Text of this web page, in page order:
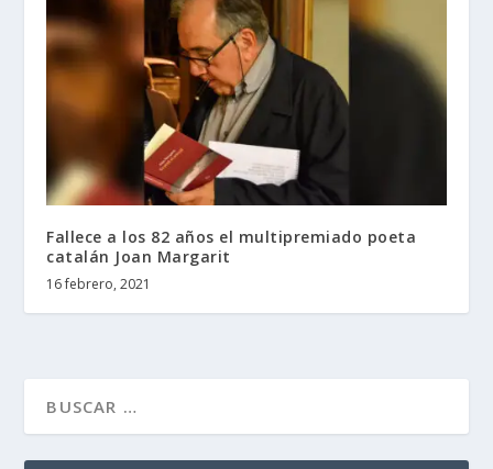
Fallece a los 82 años el multipremiado poeta
catalán Joan Margarit
16 febrero, 2021